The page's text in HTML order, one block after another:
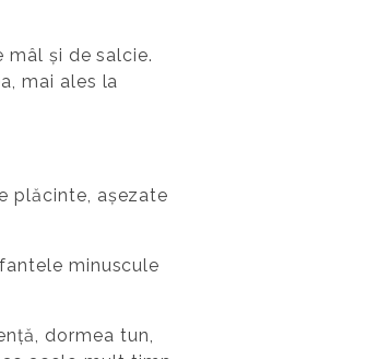
și de salcie.
mai ales la
plăcinte, așezate
minuscule
dormea tun,